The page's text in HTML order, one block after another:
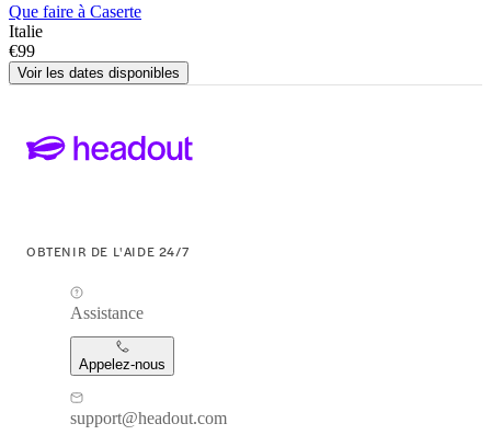
Que faire à Caserte
Italie
€99
Voir les dates disponibles
OBTENIR DE L'AIDE 24/7
Assistance
Appelez-nous
support@headout.com